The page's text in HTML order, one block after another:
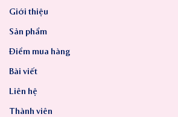
Giới thiệu
Sản phẩm
Điểm mua hàng
Bài viết
Liên hệ
Thành viên